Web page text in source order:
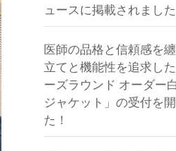
ュースに掲載されました
医師の品格と信頼感を
立てと機能性を追求し
ーズラウンド オーダー
ジャケット」の受付を
た！